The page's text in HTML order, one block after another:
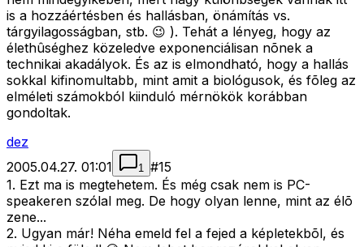
is a hozzáértésben és hallásban, önámítás vs.
tárgyilagosságban, stb. 😉 ). Tehát a lényeg, hogy az
élethûséghez közeledve exponenciálisan nõnek a
technikai akadályok. És az is elmondható, hogy a hallás
sokkal kifinomultabb, mint amit a biológusok, és fõleg az
elméleti számokból kiinduló mérnökök korábban
gondoltak.
dez
2005.04.27. 01:01
1 #15
1. Ezt ma is megtehetem. És még csak nem is PC-
speakeren szólal meg. De hogy olyan lenne, mint az élõ
zene...
2. Ugyan már! Néha emeld fel a fejed a képletekbõl, és